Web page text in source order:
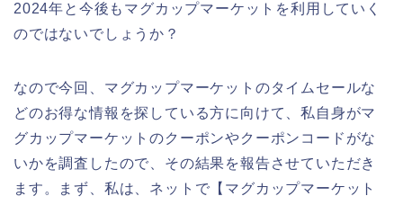
2024年と今後もマグカップマーケットを利用していく
のではないでしょうか？
なので今回、マグカップマーケットのタイムセールな
どのお得な情報を探している方に向けて、私自身がマ
グカップマーケットのクーポンやクーポンコードがな
いかを調査したので、その結果を報告させていただき
ます。まず、私は、ネットで【マグカップマーケット